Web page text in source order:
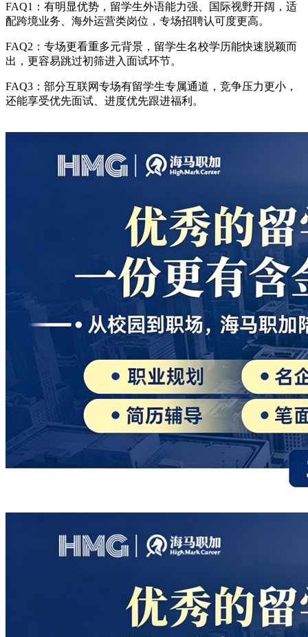
FAQ1：有明显优势，留学生外语能力强、国际视野开阔，适
配跨境业务、海外运营类岗位，专场招聘认可度更高。
FAQ2：专场更看重多元背景，留学生名校学历能快速脱颖而
出，更容易跳过初筛进入面试环节。
FAQ3：部分互联网专场有留学生专属通道，竞争压力更小，
还能享受优先面试、进度优先跟进福利。